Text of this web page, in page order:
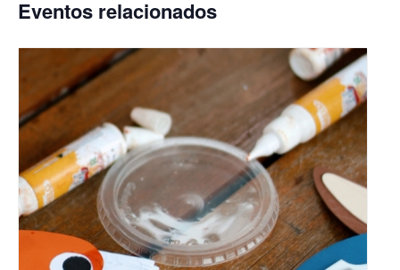
Eventos relacionados